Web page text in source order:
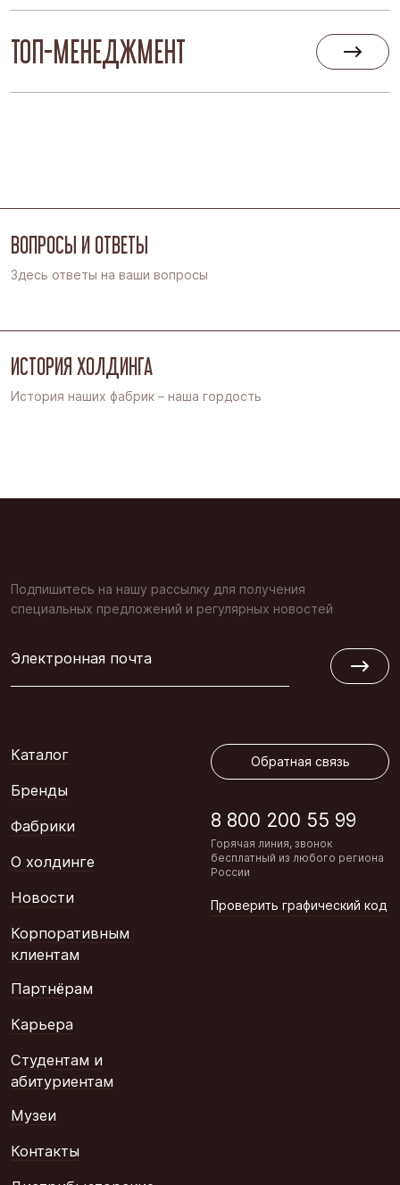
ТОП-МЕНЕДЖМЕНТ
ВОПРОСЫ И ОТВЕТЫ
Здесь ответы на ваши вопросы
ИСТОРИЯ ХОЛДИНГА
История наших фабрик – наша гордость
Подпишитесь на нашу рассылку для получения
специальных предложений и регулярных новостей
Электронная почта
Каталог
Бренды
Фабрики
О холдинге
Новости
Корпоративным
клиентам
Партнёрам
Карьера
Студентам и
абитуриентам
Музеи
Контакты
Обратная связь
8 800 200 55 99
Горячая линия, звонок
бесплатный из любого региона
России
Проверить графический код